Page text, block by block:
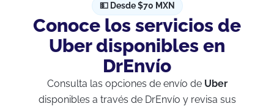
💵 Desde $70 MXN
Conoce los servicios de
Uber disponibles en
DrEnvío
Consulta las opciones de envío de Uber
disponibles a través de DrEnvío y revisa sus